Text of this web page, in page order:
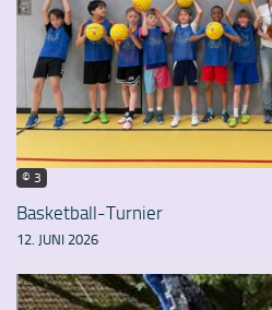
© 3
Basketball-Turnier
12. JUNI 2026